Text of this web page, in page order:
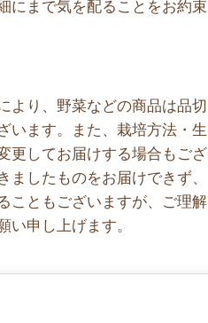
にまで気を配ることをお約束
より、野菜などの商品は品切
います。また、栽培方法・生
更してお届けする場合もござ
ましたものをお届けできず、
こともございますが、ご理解
い申し上げます。